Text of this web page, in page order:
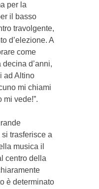
per la
il basso
travolgente,
d’elezione. A
co­me
d’anni,
ad Altino
mi chiami
mi vede!”.
trasferisce a
mu­sica il
centro della
è determinato